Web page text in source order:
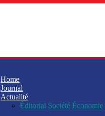
Home
Journal
Actualité
Éditorial Société Économie